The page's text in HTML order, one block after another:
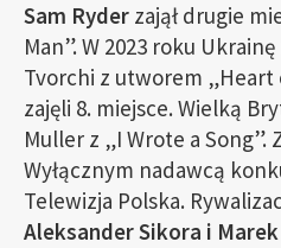
Sam Ryder zajął drugie
Man”. W 2023 roku
Tvorchi z utworem „Heart
zajęli 8. miejsce. Wielką
Muller z „I Wrote a Song”.
Wyłącznym nadawcą
Telewizja Polska.
Aleksander Sikora i